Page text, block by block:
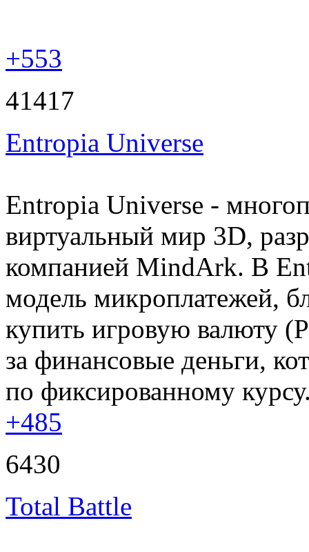
+553
41417
Entropia Universe
Entropia Universe -
виртуальный мир 3D,
компанией MindArk. В
модель микроплатежей,
купить игровую валюту
за финансовые деньги,
по фиксированному
+485
6430
Total Battle